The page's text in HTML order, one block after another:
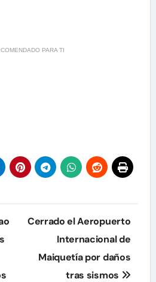
PARA TI
Cerrado el Aeropuerto
Internacional de
Maiquetía por daños
tras sismos